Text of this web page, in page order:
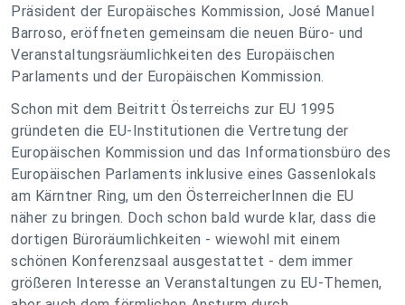
Präsident der Europäisches Kommission, José Manuel
Barroso, eröffneten gemeinsam die neuen Büro- und
Veranstaltungsräumlichkeiten des Europäischen
Parlaments und der Europäischen Kommission.
Schon mit dem Beitritt Österreichs zur EU 1995
gründeten die EU-Institutionen die Vertretung der
Europäischen Kommission und das Informationsbüro des
Europäischen Parlaments inklusive eines Gassenlokals
am Kärntner Ring, um den ÖsterreicherInnen die EU
näher zu bringen. Doch schon bald wurde klar, dass die
dortigen Büroräumlichkeiten - wiewohl mit einem
schönen Konferenzsaal ausgestattet - dem immer
größeren Interesse an Veranstaltungen zu EU-Themen,